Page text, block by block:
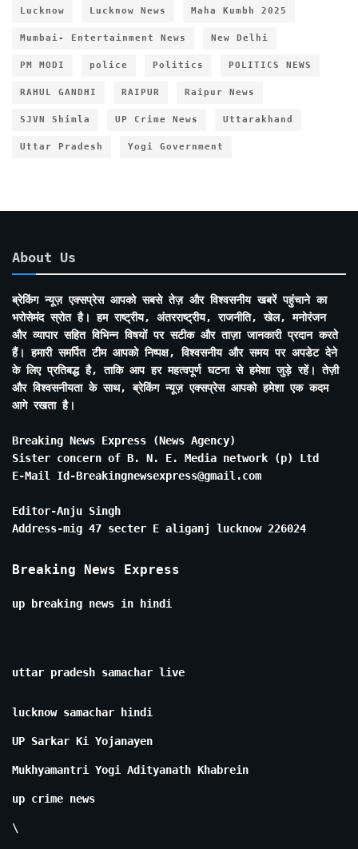
Lucknow Lucknow News Maha Kumbh 2025
Mumbai- Entertainment News New Delhi
PM MODI police Politics POLITICS NEWS
RAHUL GANDHI RAIPUR Raipur News
SJVN Shimla UP Crime News Uttarakhand
Uttar Pradesh Yogi Government
About Us
ब्रेकिंग न्यूज़ एक्सप्रेस आपको सबसे तेज़ और विश्वसनीय खबरें पहुंचाने का
भरोसेमंद स्रोत है। हम राष्ट्रीय, अंतरराष्ट्रीय, राजनीति, खेल, मनोरंजन
और व्यापार सहित विभिन्न विषयों पर सटीक और ताज़ा जानकारी प्रदान करते
हैं। हमारी समर्पित टीम आपको निष्पक्ष, विश्वसनीय और समय पर अपडेट देने
के लिए प्रतिबद्ध है, ताकि आप हर महत्वपूर्ण घटना से हमेशा जुड़े रहें। तेज़ी
और विश्वसनीयता के साथ, ब्रेकिंग न्यूज़ एक्सप्रेस आपको हमेशा एक कदम
आगे रखता है।
Breaking News Express (News Agency)
Sister concern of B. N. E. Media network (p) Ltd
E-Mail Id-Breakingnewsexpress@gmail.com
Editor-Anju Singh
Address-mig 47 secter E aliganj lucknow 226024
Breaking News Express
up breaking news in hindi
uttar pradesh samachar live
lucknow samachar hindi
UP Sarkar Ki Yojanayen
Mukhyamantri Yogi Adityanath Khabrein
up crime news
\